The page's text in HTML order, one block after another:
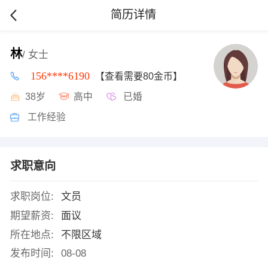
简历详情
林/ 女士
156****6190 【查看需要80金币】
38岁 高中 已婚
工作经验
求职意向
求职岗位:
文员
期望薪资:
面议
所在地点:
不限区域
发布时间:
08-08